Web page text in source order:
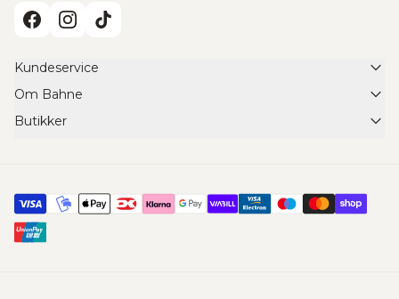
Kundeservice
FAQ
Retur- & bytteservice
Handelsbetingelser
Fragt
Om Bahne
Om Bahne
Vareinformation
Butikker
Shared Shopping
Tilmeld dig nyhedsbrev